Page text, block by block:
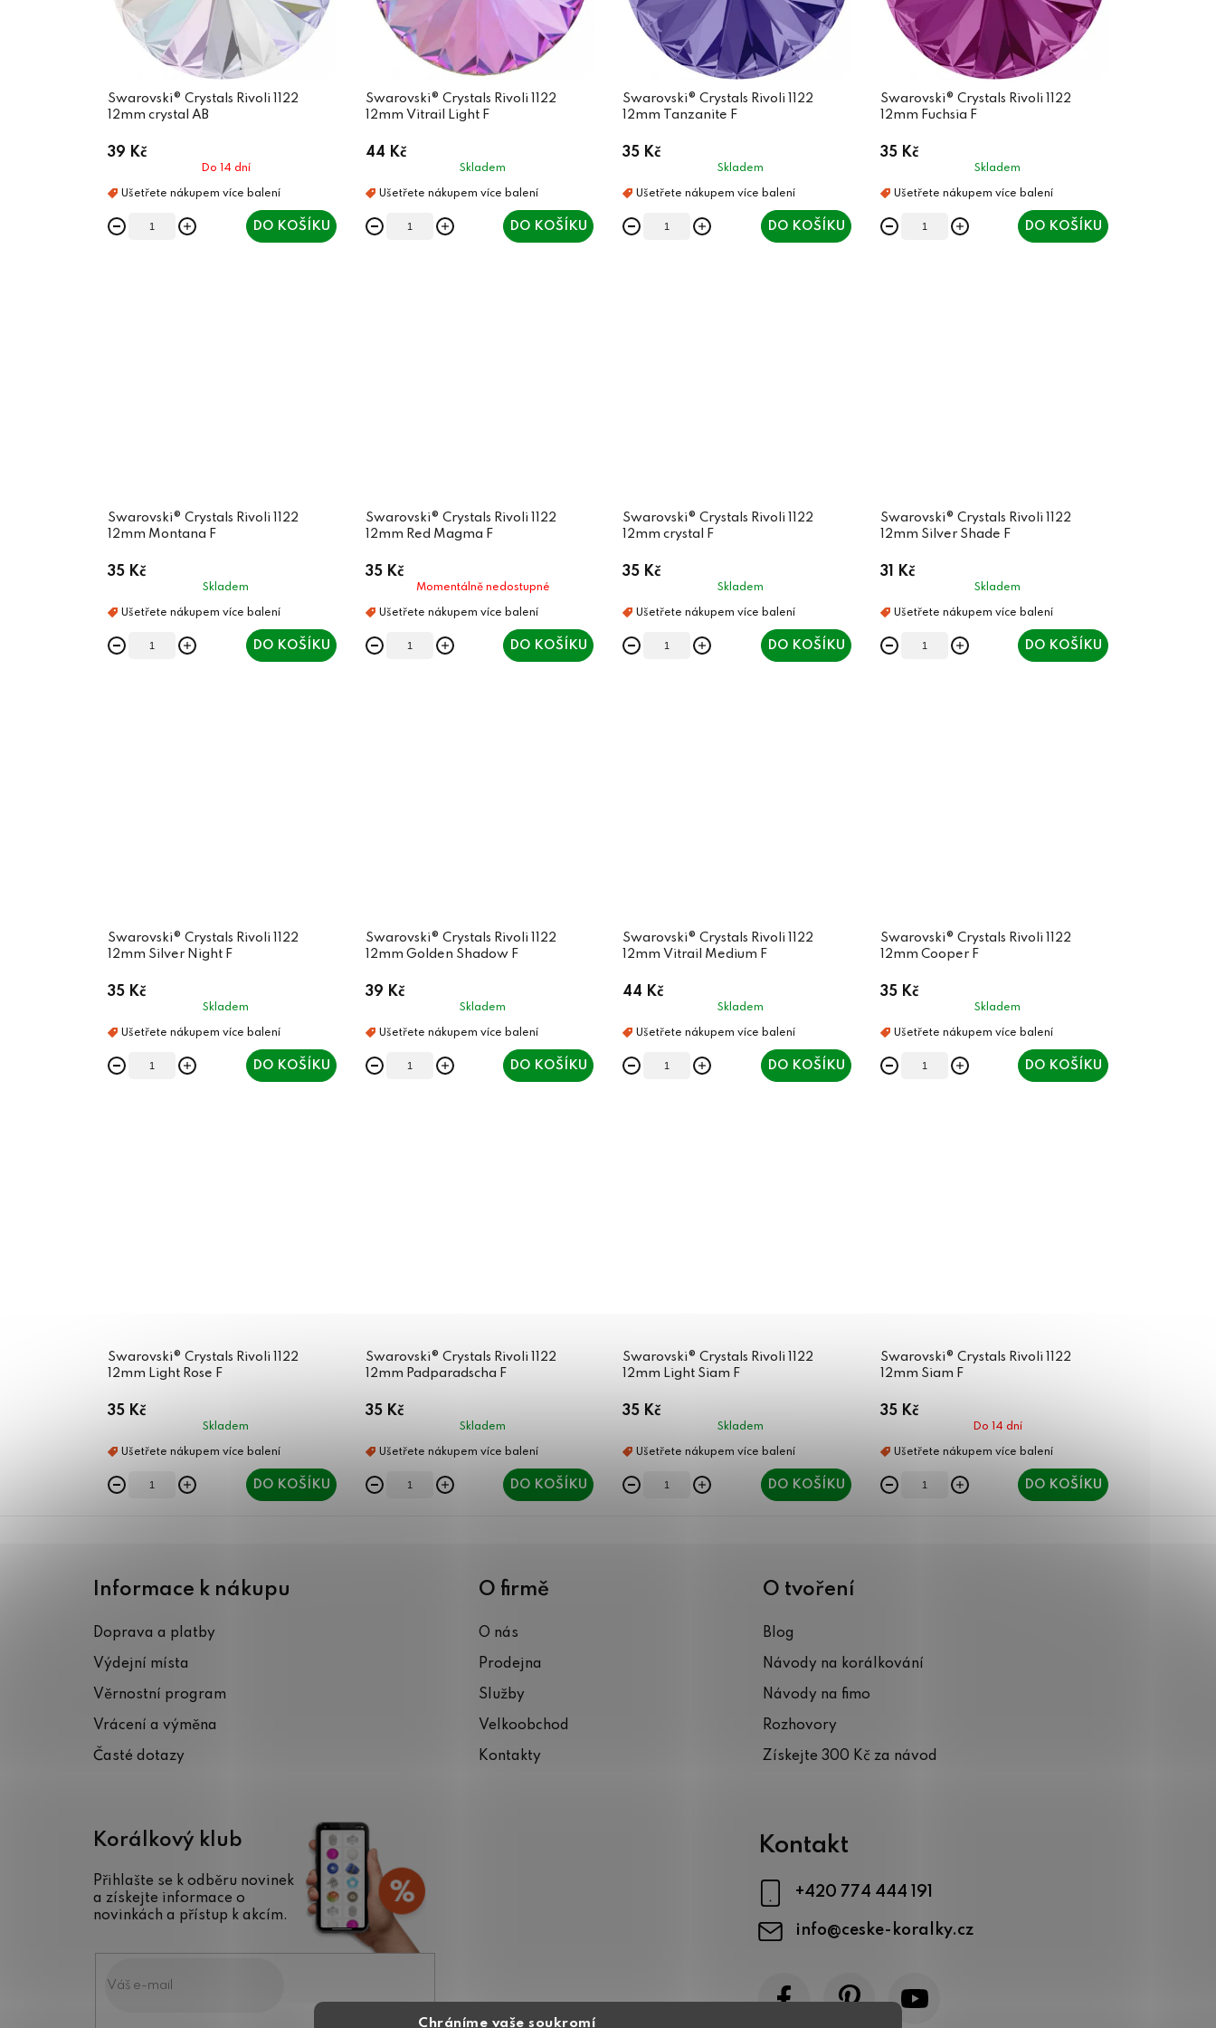
Chráníme vaše soukromí
Swarovski® Crystals Rivoli 1122
12mm crystal AB
39 Kč
Do 14 dní
DO KOŠÍKU
Swarovski® Crystals Rivoli 1122
12mm Vitrail Light F
44 Kč
Skladem
DO KOŠÍKU
Swarovski® Crystals Rivoli 1122
12mm Tanzanite F
35 Kč
Skladem
DO KOŠÍKU
Swarovski® Crystals Rivoli 1122
12mm Fuchsia F
35 Kč
Skladem
DO KOŠÍKU
Swarovski® Crystals Rivoli 1122
12mm Montana F
35 Kč
Skladem
DO KOŠÍKU
Swarovski® Crystals Rivoli 1122
12mm Red Magma F
35 Kč
Momentálně nedostupné
DO KOŠÍKU
Swarovski® Crystals Rivoli 1122
12mm crystal F
35 Kč
Skladem
DO KOŠÍKU
Swarovski® Crystals Rivoli 1122
12mm Silver Shade F
31 Kč
Skladem
DO KOŠÍKU
Swarovski® Crystals Rivoli 1122
12mm Silver Night F
35 Kč
Skladem
DO KOŠÍKU
Swarovski® Crystals Rivoli 1122
12mm Golden Shadow F
39 Kč
Skladem
DO KOŠÍKU
Swarovski® Crystals Rivoli 1122
12mm Vitrail Medium F
44 Kč
Skladem
DO KOŠÍKU
Swarovski® Crystals Rivoli 1122
12mm Cooper F
35 Kč
Skladem
DO KOŠÍKU
Swarovski® Crystals Rivoli 1122
12mm Light Rose F
35 Kč
Skladem
DO KOŠÍKU
Swarovski® Crystals Rivoli 1122
12mm Padparadscha F
35 Kč
Skladem
DO KOŠÍKU
Swarovski® Crystals Rivoli 1122
12mm Light Siam F
35 Kč
Skladem
DO KOŠÍKU
Swarovski® Crystals Rivoli 1122
12mm Siam F
35 Kč
Do 14 dní
DO KOŠÍKU
Informace k nákupu
Doprava a platby
Výdejní místa
Věrnostní program
Vrácení a výměna
Časté dotazy
O firmě
O nás
Prodejna
Služby
Velkoobchod
Kontakty
O tvoření
Blog
Návody na korálkování
Návody na fimo
Rozhovory
Získejte 300 Kč za návod
Korálkový klub
Přihlašte se k odběru novinek
a získejte informace o
novinkách a přístup k akcím.
Kontakt
info@ceske-koralky.cz
+420 774 444 191